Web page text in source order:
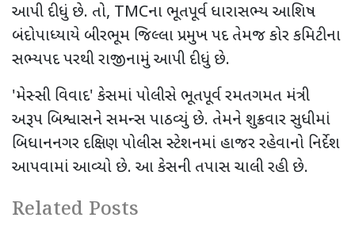
આપી દીધું છે. તો, TMCના ભૂતપૂર્વ ધારાસભ્ય આશિષ
બંદોપાધ્યાયે બીરભૂમ જિલ્લા પ્રમુખ પદ તેમજ કોર કમિટીના
સભ્યપદ પરથી રાજીનામું આપી દીધું છે.
'મેસ્સી વિવાદ' કેસમાં પોલીસે ભૂતપૂર્વ રમતગમત મંત્રી
અરૂપ બિશ્વાસને સમન્સ પાઠવ્યું છે. તેમને શુક્રવાર સુધીમાં
બિધાનનગર દક્ષિણ પોલીસ સ્ટેશનમાં હાજર રહેવાનો નિર્દેશ
આપવામાં આવ્યો છે. આ કેસની તપાસ ચાલી રહી છે.
Related Posts